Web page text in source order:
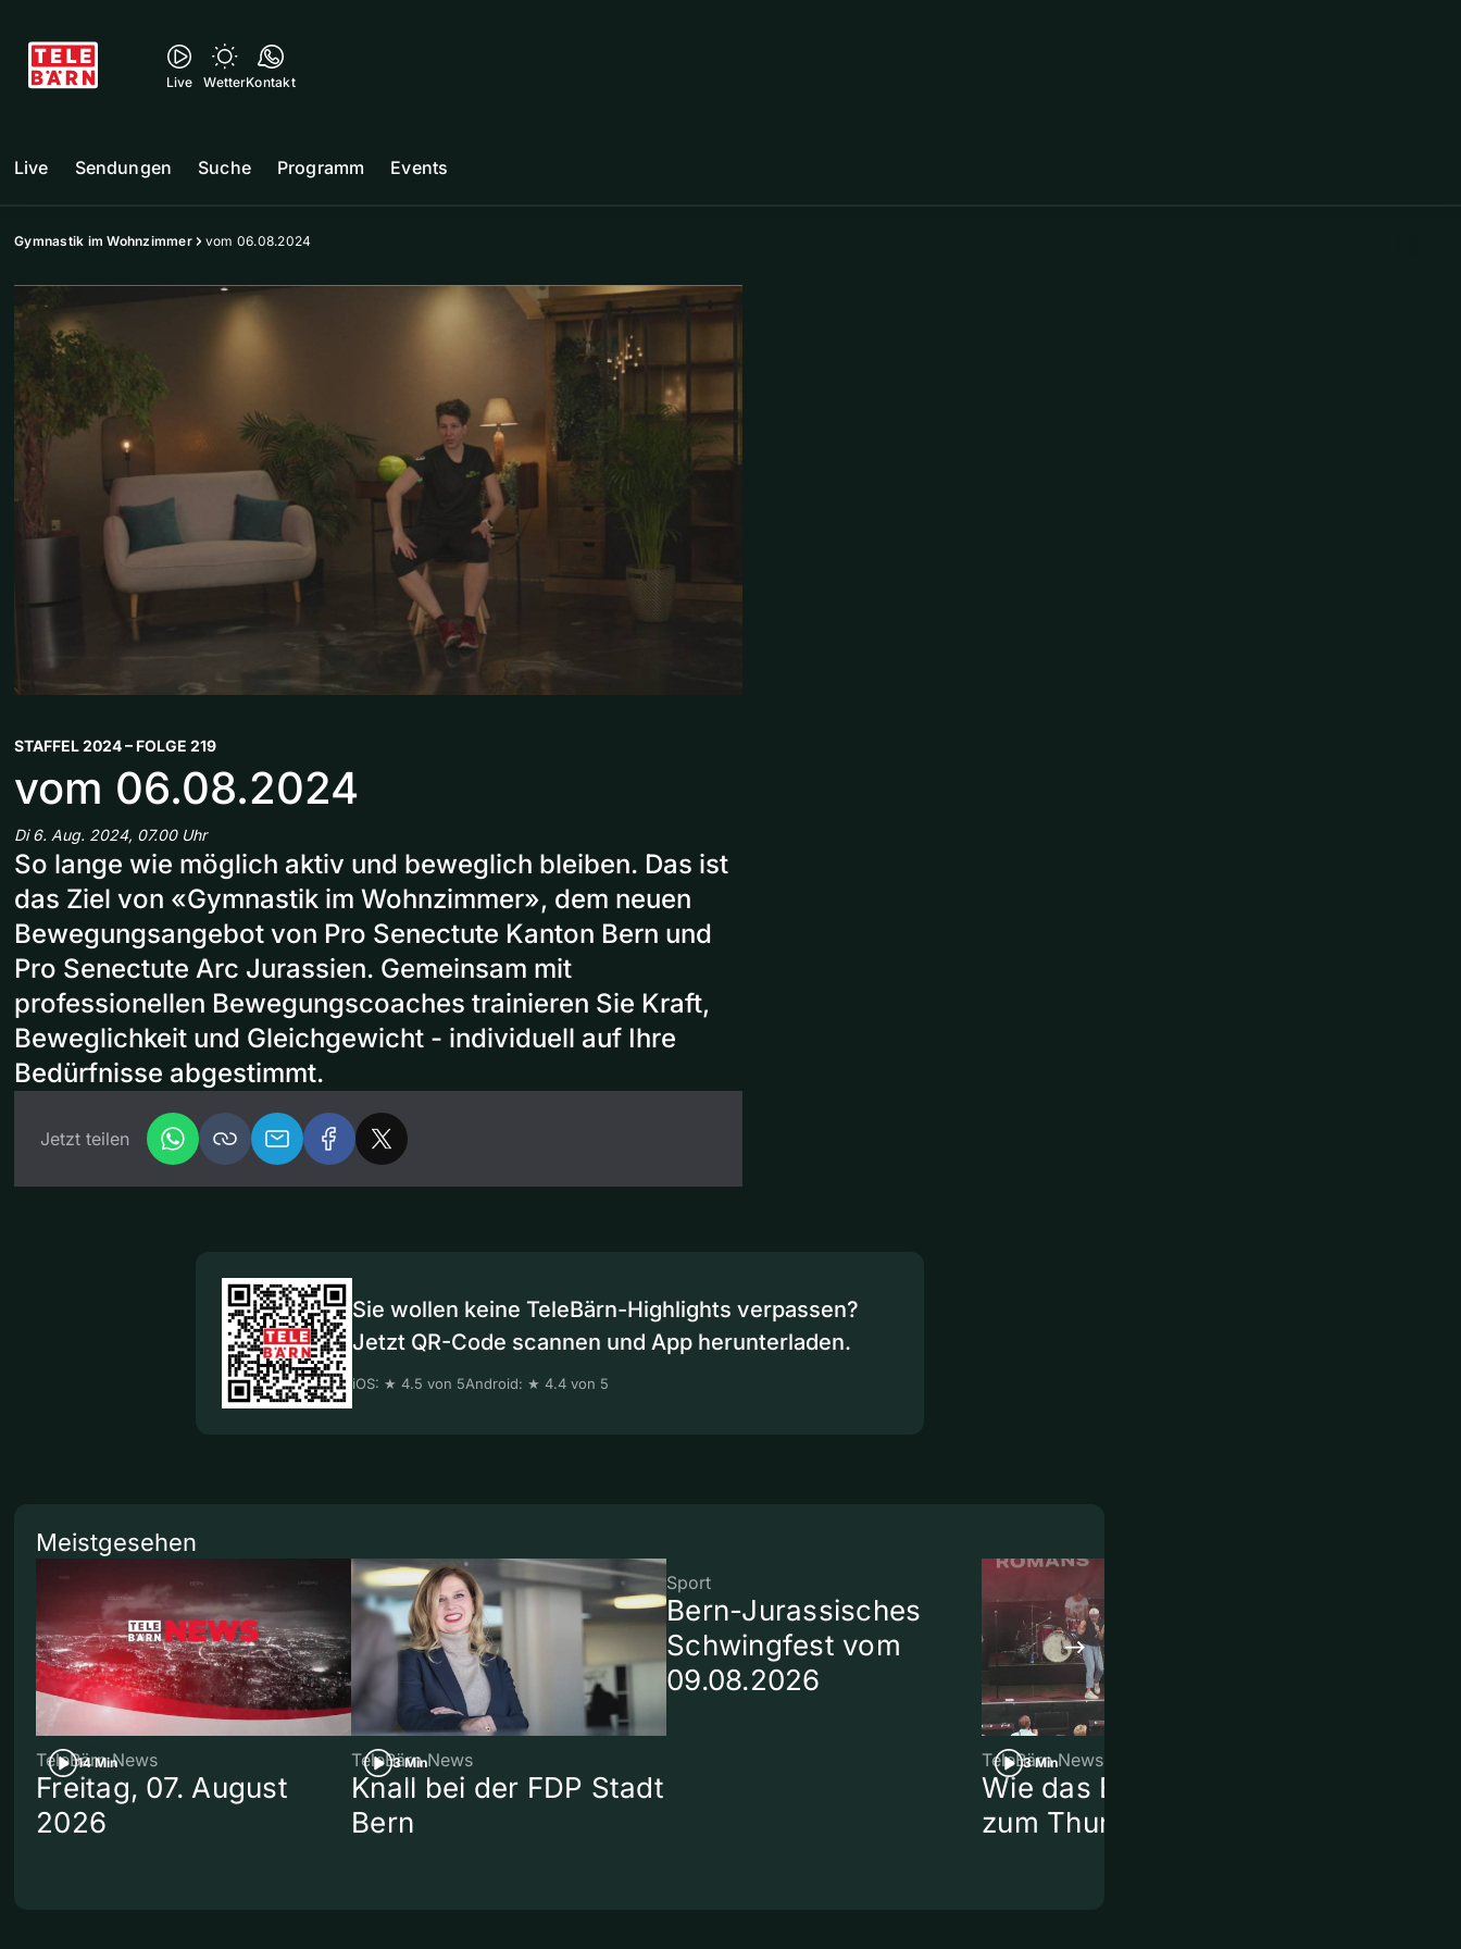
Live WetterKontakt
Live Sendungen Suche Programm Events
Gymnastik im Wohnzimmer vom 06.08.2024
STAFFEL 2024 – FOLGE 219
vom 06.08.2024
Di 6. Aug. 2024, 07.00 Uhr
So lange wie möglich aktiv und beweglich bleiben. Das ist
das Ziel von «Gymnastik im Wohnzimmer», dem neuen
Bewegungsangebot von Pro Senectute Kanton Bern und
Pro Senectute Arc Jurassien. Gemeinsam mit
professionellen Bewegungscoaches trainieren Sie Kraft,
Beweglichkeit und Gleichgewicht - individuell auf Ihre
Bedürfnisse abgestimmt.
Jetzt teilen
Sie wollen keine TeleBärn-Highlights verpassen?
Jetzt QR-Code scannen und App herunterladen.
iOS: ★ 4.5 von 5Android: ★ 4.4 von 5
Meistgesehen
14 Min
TeleBärn News
Freitag, 07. August
2026
3 Min
TeleBärn News
Knall bei der FDP Stadt
Bern
Sport
Bern-Jurassisches
Schwingfest vom
09.08.2026
3 Min
TeleBärn News
Wie das Brügglifest
zum Thunfest wurde